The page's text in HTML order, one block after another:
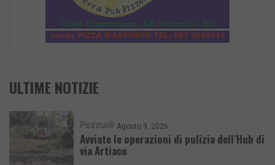
ULTIME NOTIZIE
Pozzuoli Agosto 9, 2026
Avviate le operazioni di pulizia dell’Hub di
via Artiaco